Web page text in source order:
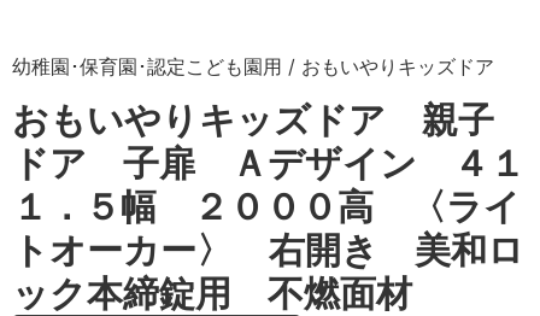
幼稚園･保育園･認定こども園用 / おもいやりキッズドア
おもいやりキッズドア 親子
ドア 子扉 Ａデザイン ４１
１．５幅 ２０００高 〈ライ
トオーカー〉 右開き 美和ロ
ック本締錠用 不燃面材